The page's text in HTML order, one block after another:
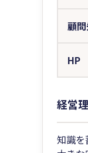
顧
HP
経営
知識を